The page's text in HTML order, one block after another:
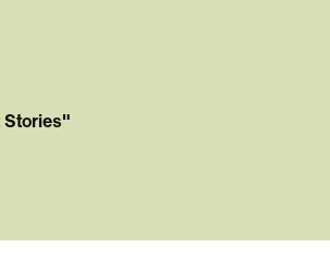
Stories"